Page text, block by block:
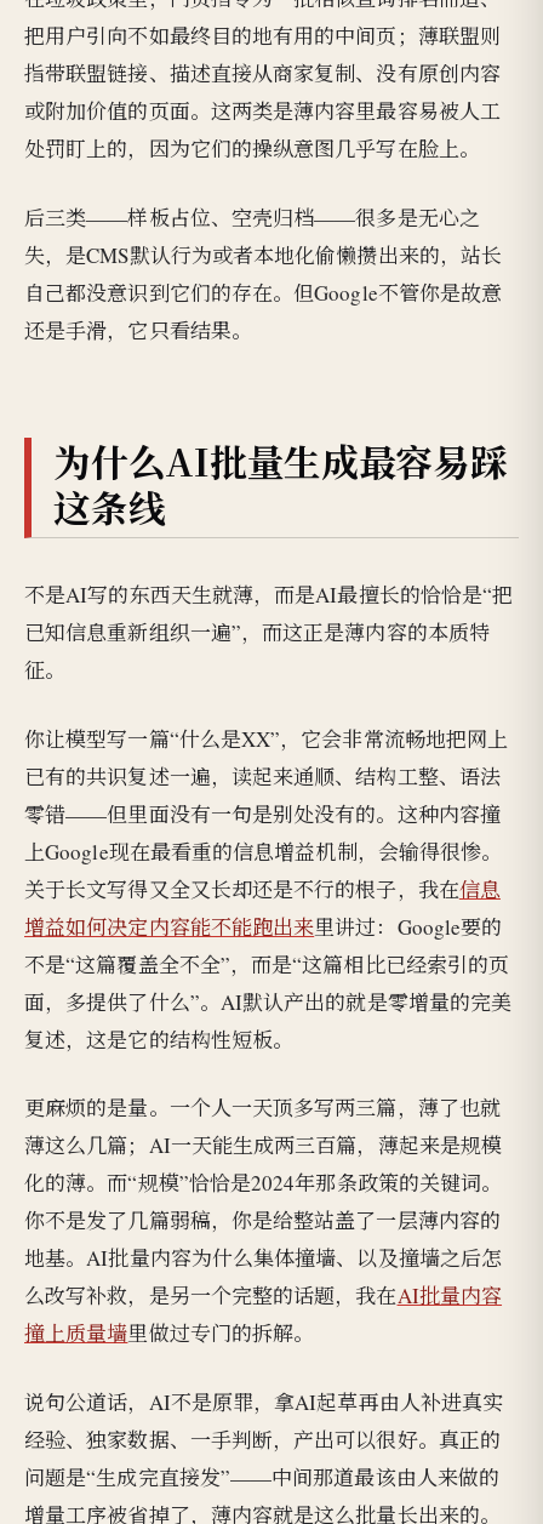
把用户引向不如最终目的地有用的中间页；薄联盟则
指带联盟链接、描述直接从商家复制、没有原创内容
或附加价值的页面。这两类是薄内容里最容易被人工
处罚盯上的，因为它们的操纵意图几乎写在脸上。
后三类——样板占位、空壳归档——很多是无心之
失，是CMS默认行为或者本地化偷懒攒出来的，站长
自己都没意识到它们的存在。但Google不管你是故意
还是手滑，它只看结果。
为什么AI批量生成最容易踩
这条线
不是AI写的东西天生就薄，而是AI最擅长的恰恰是“把
已知信息重新组织一遍”，而这正是薄内容的本质特
征。
你让模型写一篇“什么是XX”，它会非常流畅地把网上
已有的共识复述一遍，读起来通顺、结构工整、语法
零错——但里面没有一句是别处没有的。这种内容撞
上Google现在最看重的信息增益机制，会输得很惨。
关于长文写得又全又长却还是不行的根子，我在信息
增益如何决定内容能不能跑出来里讲过：Google要的
不是“这篇覆盖全不全”，而是“这篇相比已经索引的页
面，多提供了什么”。AI默认产出的就是零增量的完美
复述，这是它的结构性短板。
更麻烦的是量。一个人一天顶多写两三篇，薄了也就
薄这么几篇；AI一天能生成两三百篇，薄起来是规模
化的薄。而“规模”恰恰是2024年那条政策的关键词。
你不是发了几篇弱稿，你是给整站盖了一层薄内容的
地基。AI批量内容为什么集体撞墙、以及撞墙之后怎
么改写补救，是另一个完整的话题，我在AI批量内容
撞上质量墙里做过专门的拆解。
说句公道话，AI不是原罪，拿AI起草再由人补进真实
经验、独家数据、一手判断，产出可以很好。真正的
问题是“生成完直接发”——中间那道最该由人来做的
增量工序被省掉了，薄内容就是这么批量长出来的。